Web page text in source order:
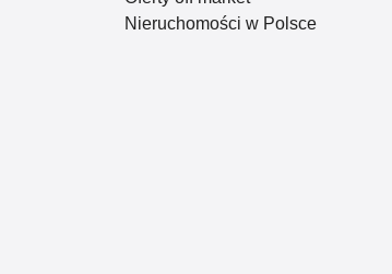
Nieruchomości w Polsce